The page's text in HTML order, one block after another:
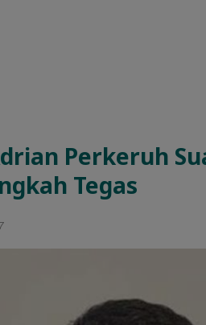
Perkeruh
Tegas